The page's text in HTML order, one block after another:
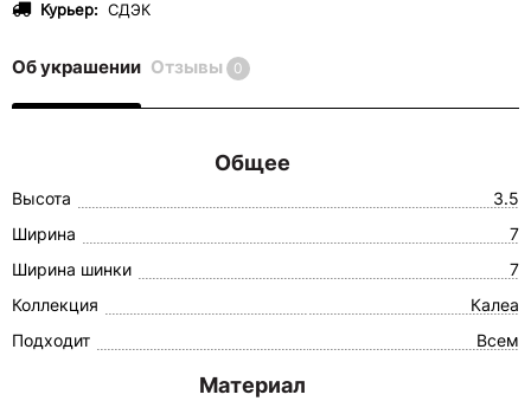
Курьер: СДЭК
Об украшении Отзывы 0
Общее
Высота
3.5
Ширина
7
Ширина шинки
7
Коллекция
Калеа
Подходит
Всем
Материал